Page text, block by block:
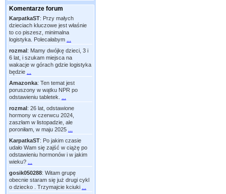
Komentarze forum
KarpatkaST: Przy małych
dzieciach kluczowe jest właśnie
to co piszesz, minimalna
logistyka. Polecałabym
rozmal: Mamy dwójkę dzieci, 3 i
6 lat, i szukam miejsca na
wakacje w górach gdzie logistyka
będzie
Amazonka: Ten temat jest
poruszony w wątku NPR po
odstawieniu tabletek.
rozmal: 26 lat, odstawione
hormony w czerwcu 2024,
zaszłam w listopadzie, ale
poroniłam, w maju 2025
KarpatkaST: Po jakim czasie
udało Wam się zajść w ciążę po
odstawieniu hormonów i w jakim
wieku?
gosik050288: Witam grupę
obecnie staram się już drugi cykl
o dziecko . Trzymajcie kciuki